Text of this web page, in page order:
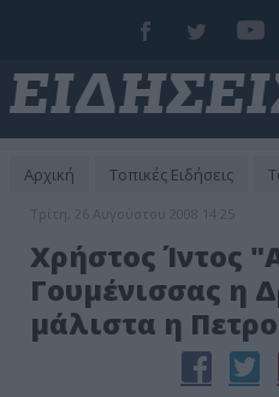
Αρχική Τοπικές Ειδήσεις
Τρίτη, 26 Αυγούστου 2008 14:25
Χρήστος Ίντος
Γουμένισσας η
μάλιστα η